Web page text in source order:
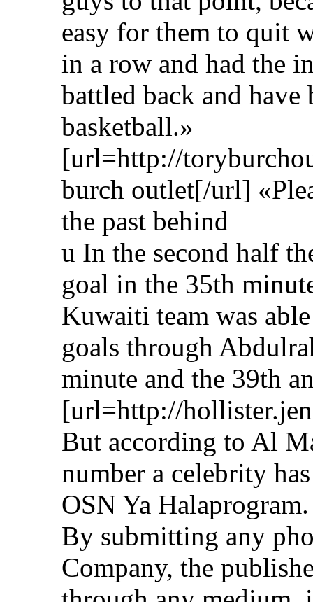
easy for them to quit
in a row and had the
battled back and
basketball.»
[url=http://
burch outlet[/url]
the past behind
u In the second half
goal in the 35th
Kuwaiti team was
goals through
minute and the 39th
[url=http://
But according to Al
number a celebrity
OSN Ya
By submitting any
Company, the